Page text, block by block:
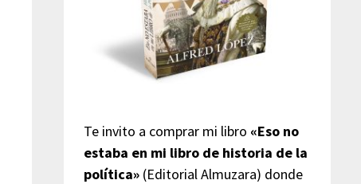
Te invito a comprar mi libro «Eso no
estaba en mi libro de historia de la
política»(Editorial Almuzara) donde